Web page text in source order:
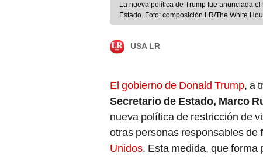
La nueva política de Trump fue anunciada
Estado. Foto: composición LR/The White
USA LR
El gobierno de Donald Trump, a
Secretario de Estado, Marco
nueva política de restricción de
otras personas responsables de
Unidos. Esta medida, que forma